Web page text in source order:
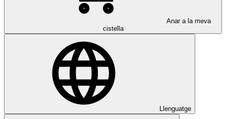
Anar a la meva
cistella
Llenguatge